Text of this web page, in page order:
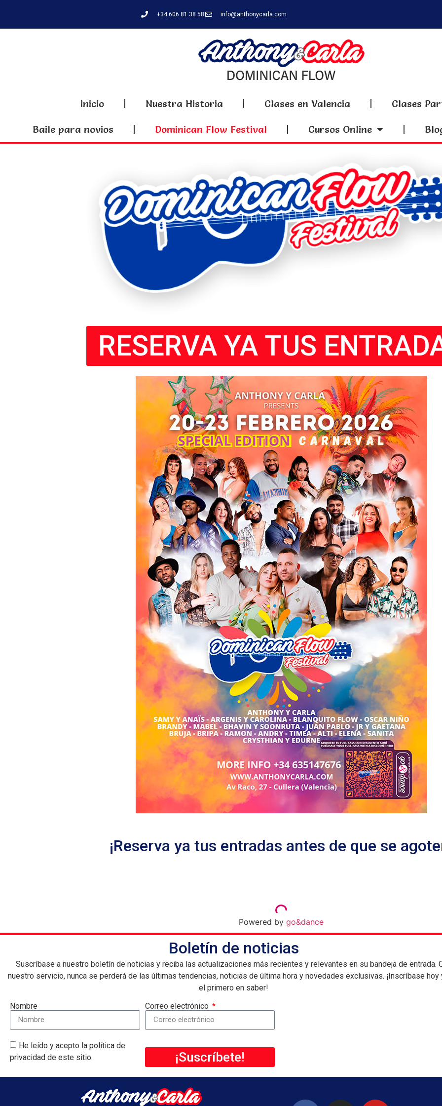
+34 606 81 38 58 info@anthonycarla.com
Inicio Nuestra Historia Clases en Valencia Clases
Baile para novios Dominican Flow Festival Cursos Online
RESERVA YA TUS
¡Reserva ya tus entradas antes de que se
Powered by go&dance
Boletín de noticias
Suscríbase a nuestro boletín de noticias y reciba las actualizaciones más recientes y relevantes en su bandeja de entrada.
nuestro servicio, nunca se perderá de las últimas tendencias, noticias de última hora y novedades exclusivas. ¡Inscríbase hoy
el primero en saber!
Nombre
Correo electrónico
He leído y acepto la política de
privacidad de este sitio.
¡Suscríbete!